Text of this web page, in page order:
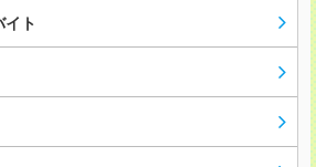
イト